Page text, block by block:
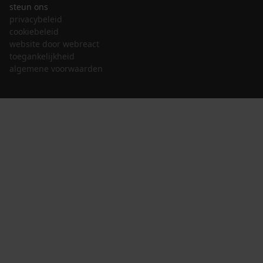
steun ons
privacybeleid
cookiebeleid
website door webreact
toegankelijkheid
algemene voorwaarden